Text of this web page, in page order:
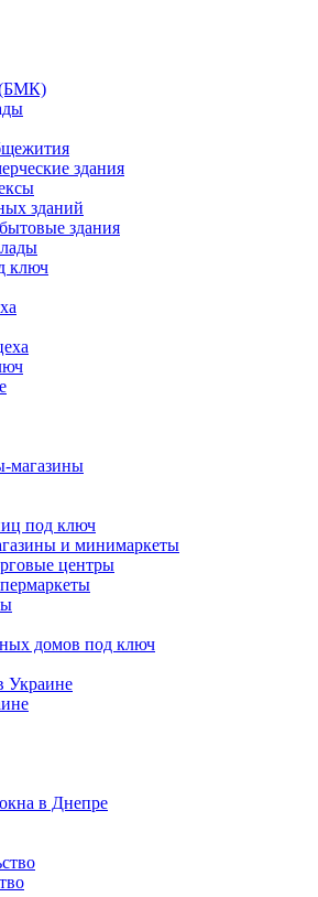
(БМК)
здания
зданий
здания
ключ
магазины
под ключ
и минимаркеты
центры
домов под ключ
Украине
в Днепре